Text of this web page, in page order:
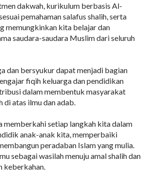
dakwah, kurikulum berbasis Al-
pemahaman salafus shalih, serta
memungkinkan kita belajar dan
saudara-saudara Muslim dari seluruh
dan bersyukur dapat menjadi bagian
fiqih keluarga dan pendidikan
dalam membentuk masyarakat
atas ilmu dan adab.
memberkahi setiap langkah kita dalam
anak-anak kita, memperbaiki
peradaban Islam yang mulia.
sebagai wasilah menuju amal shalih dan
keberkahan.